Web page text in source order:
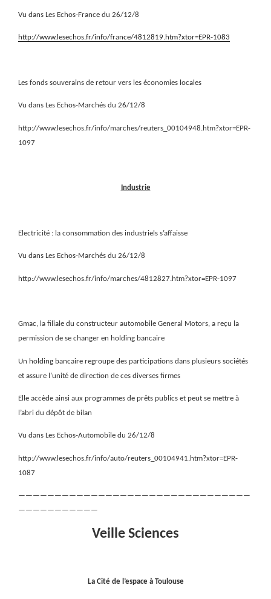
Vu dans Les Echos-France du 26/12/8
http://www.lesechos.fr/info/france/4812819.htm?xtor=EPR-1083
Les fonds souverains de retour vers les économies locales
Vu dans Les Echos-Marchés du 26/12/8
http://www.lesechos.fr/info/marches/reuters_00104948.htm?xtor=EPR-
1097
Industrie
Electricité : la consommation des industriels s’affaisse
Vu dans Les Echos-Marchés du 26/12/8
http://www.lesechos.fr/info/marches/4812827.htm?xtor=EPR-1097
Gmac, la filiale du constructeur automobile General Motors, a reçu la
permission de se changer en holding bancaire
Un holding bancaire regroupe des participations dans plusieurs sociétés
et assure l’unité de direction de ces diverses firmes
Elle accède ainsi aux programmes de prêts publics et peut se mettre à
l’abri du dépôt de bilan
Vu dans Les Echos-Automobile du 26/12/8
http://www.lesechos.fr/info/auto/reuters_00104941.htm?xtor=EPR-
1087
————————————————————————————————
———————————
Veille Sciences
La Cité de l’espace à Toulouse